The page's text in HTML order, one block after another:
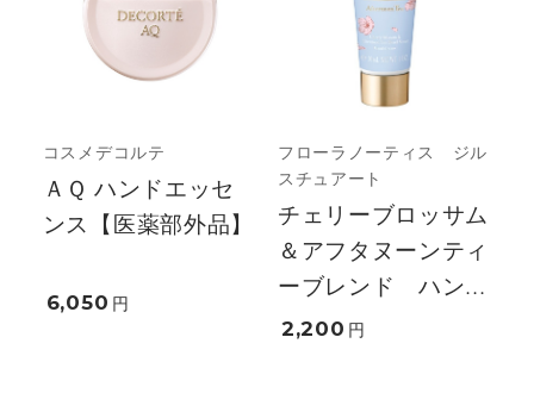
コスメデコルテ
ＡＱ ハンドエッセ
ンス【医薬部外品】
6,050 円
フローラノーティス ジル
スチュアート
チェリーブロッサム
＆アフタヌーンティ
ーブレンド ハン...
2,200 円